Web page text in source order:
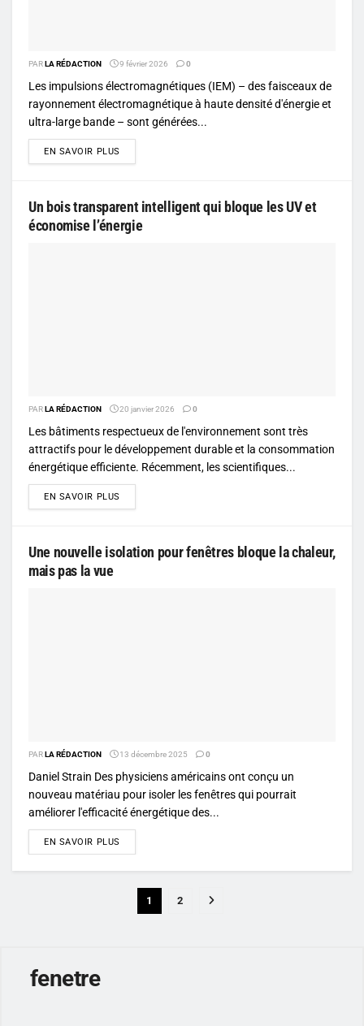
PARLA RÉDACTION 9 février 2026 0
Les impulsions électromagnétiques (IEM) – des faisceaux de
rayonnement électromagnétique à haute densité d'énergie et
ultra-large bande – sont générées...
EN SAVOIR PLUS
Un bois transparent intelligent qui bloque les UV et
économise l’énergie
PARLA RÉDACTION 20 janvier 2026 0
Les bâtiments respectueux de l'environnement sont très
attractifs pour le développement durable et la consommation
énergétique efficiente. Récemment, les scientifiques...
EN SAVOIR PLUS
Une nouvelle isolation pour fenêtres bloque la chaleur,
mais pas la vue
PARLA RÉDACTION 13 décembre 2025 0
Daniel Strain Des physiciens américains ont conçu un
nouveau matériau pour isoler les fenêtres qui pourrait
améliorer l'efficacité énergétique des...
EN SAVOIR PLUS
1 2
fenetre